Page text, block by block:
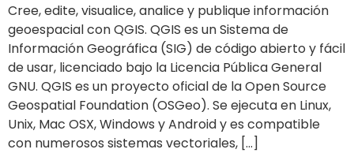
Cree, edite, visualice, analice y publique información
geoespacial con QGIS. QGIS es un Sistema de
Información Geográfica (SIG) de código abierto y fácil
de usar, licenciado bajo la Licencia Pública General
GNU. QGIS es un proyecto oficial de la Open Source
Geospatial Foundation (OSGeo). Se ejecuta en Linux,
Unix, Mac OSX, Windows y Android y es compatible
con numerosos sistemas vectoriales, [...]